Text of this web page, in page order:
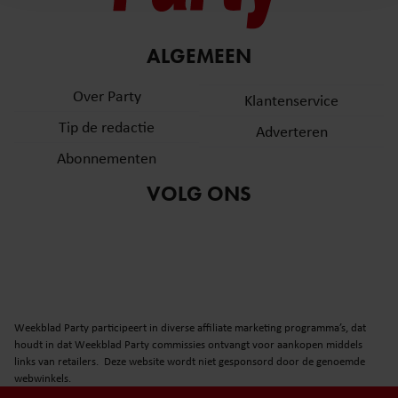
en om ons websiteverkeer te analyseren. Ook delen we
informatie over uw gebruik van onze site met onze
partners voor social media, adverteren en analyse. Deze
informatie die u aan ze heeft verstrekt of die ze hebben
gaat akkoord met onze cookies als u onze website blijft
gebruiken.
ALGEMEEN
Over Party
Tip de redactie
Abonnementen
Klantenservice
Adverteren
VOLG ONS
Weekblad Party participeert in diverse affiliate marketing programma’s, dat
houdt in dat Weekblad Party commissies ontvangt voor aankopen middels
links van retailers. Deze website wordt niet gesponsord door de genoemde
webwinkels.